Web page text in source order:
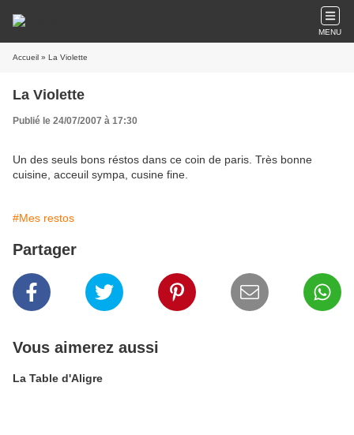
MENU
Accueil » La Violette
La Violette
Publié le 24/07/2007 à 17:30
Un des seuls bons réstos dans ce coin de paris. Très bonne
cuisine, acceuil sympa, cusine fine.
#Mes restos
Partager
Vous aimerez aussi
La Table d'Aligre